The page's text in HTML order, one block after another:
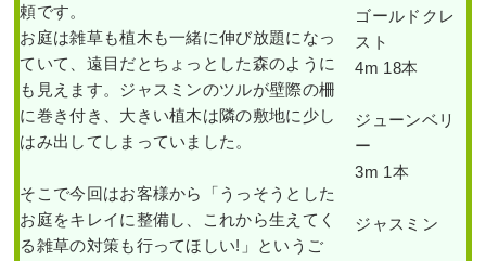
頼です。
お庭は雑草も植木も一緒に伸び放題になっ
ていて、遠目だとちょっとした森のように
も見えます。ジャスミンのツルが壁際の柵
に巻き付き、大きい植木は隣の敷地に少し
はみ出してしまっていました。
そこで今回はお客様から「うっそうとした
お庭をキレイに整備し、これから生えてく
る雑草の対策も行ってほしい!」というご
ゴールドクレ
スト
4m 18本
ジューンベリ
ー
3m 1本
ジャスミン